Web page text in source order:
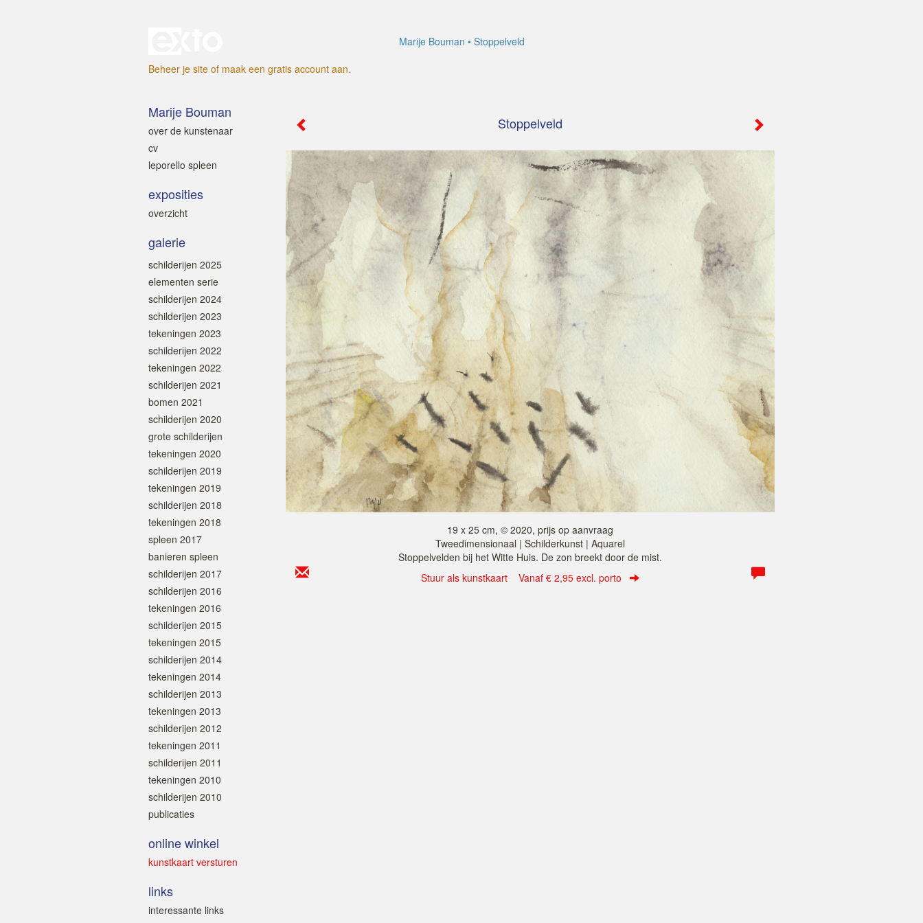
Marije Bouman
Stoppelveld
Beheer je site of maak een gratis account aan.
Stoppelveld
19 x 25 cm, © 2020, prijs op aanvraag
Tweedimensionaal | Schilderkunst | Aquarel
Stoppelvelden bij het Witte Huis. De zon breekt door de mist.
Stuur als kunstkaart Vanaf € 2,95 excl. porto
Marije Bouman
over de kunstenaar
cv
leporello spleen
exposities
overzicht
galerie
schilderijen 2025
elementen serie
schilderijen 2024
schilderijen 2023
tekeningen 2023
schilderijen 2022
tekeningen 2022
schilderijen 2021
bomen 2021
schilderijen 2020
grote schilderijen
tekeningen 2020
schilderijen 2019
tekeningen 2019
schilderijen 2018
tekeningen 2018
spleen 2017
banieren spleen
schilderijen 2017
schilderijen 2016
tekeningen 2016
schilderijen 2015
tekeningen 2015
schilderijen 2014
tekeningen 2014
schilderijen 2013
tekeningen 2013
schilderijen 2012
tekeningen 2011
schilderijen 2011
tekeningen 2010
schilderijen 2010
publicaties
online winkel
kunstkaart versturen
links
interessante links